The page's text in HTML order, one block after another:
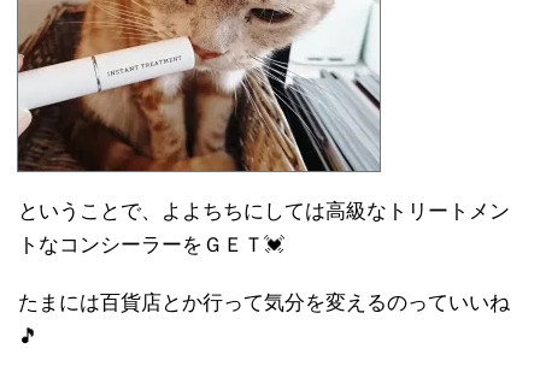
ということで、よよちちにしては高級なトリートメン
トなコンシーラーをＧＥＴ💓
たまには百貨店とか行って気分を変えるのっていいね
🎵